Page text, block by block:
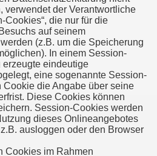
verwendet der Verantwortliche
Cookies“, die nur für die
auf seinem
(z.B. um die Speicherung
In einem Session-
eindeutige
eine sogenannte Session-
Cookie die Angabe über seine
Diese Cookies können
Session-Cookies werden
dieses Onlineangebotes
ausloggen oder den Browser
Cookies im Rahmen